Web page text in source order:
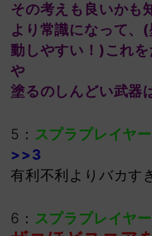
その考えも良いかも
より常識になって、
動しやすい！)これ
や
塗るのしんどい武器
5： スプラプレイヤ
>>3
有利不利よりバカす
6： スプラプレイヤ